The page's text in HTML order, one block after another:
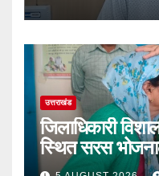
उत्तराखंड
जिलाधिकारी
स्थित सरस
स्वयं सहायता समूह